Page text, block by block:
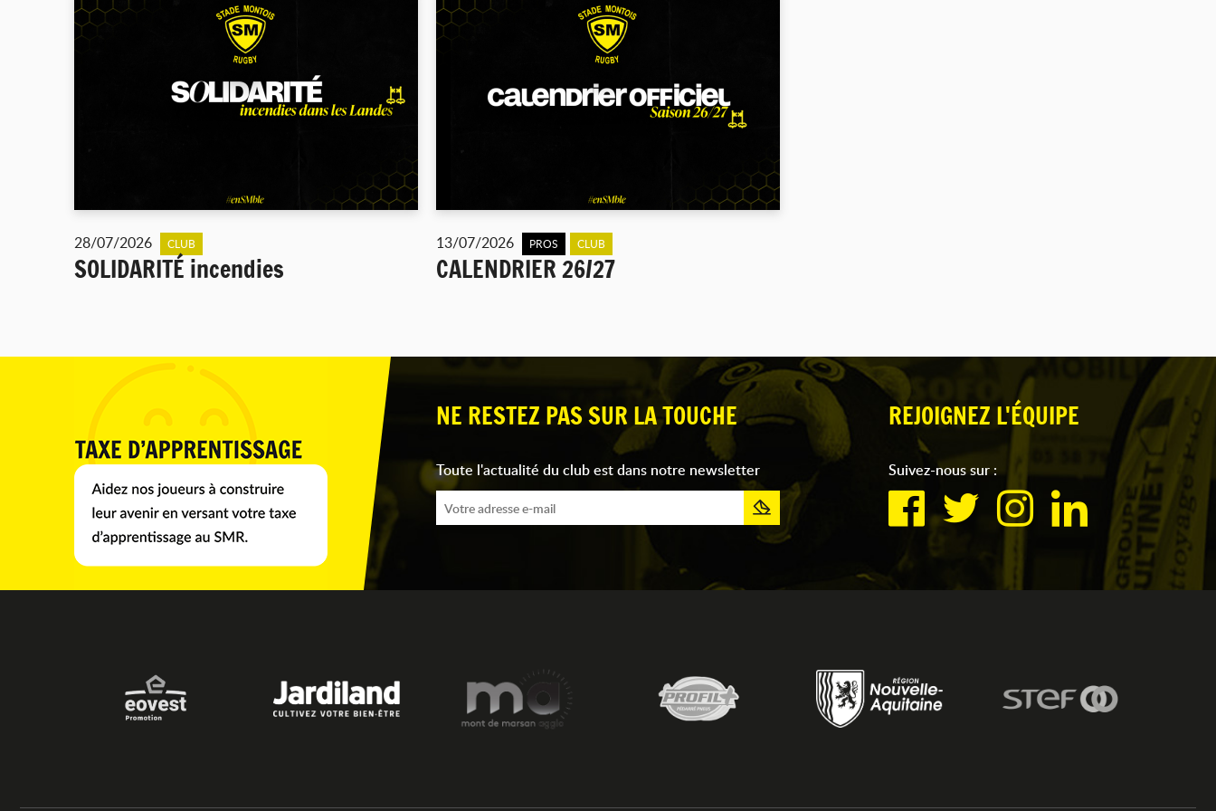
28/07/2026 CLUB
SOLIDARITÉ incendies
13/07/2026 PROS CLUB
CALENDRIER 26/27
NE RESTEZ PAS SUR LA TOUCHE
Toute l'actualité du club est dans notre newsletter
REJOIGNEZ L'ÉQUIPE
Suivez-nous sur :